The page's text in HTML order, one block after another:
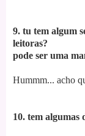
9. tu tem algum
leitoras?
pode ser uma
Hummm... acho
10. tem algumas